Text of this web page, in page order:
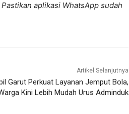
Pastikan aplikasi WhatsApp sudah
Artikel Selanjutnya
Garut Perkuat Layanan Jemput Bola,
Kini Lebih Mudah Urus Adminduk